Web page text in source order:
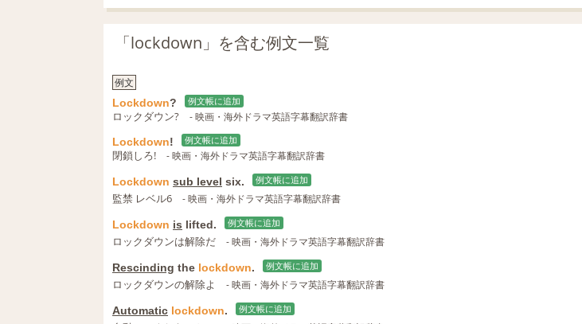
「lockdown」を含む例文一覧
例文
Lockdown? 例文帳に追加
ロックダウン? - 映画・海外ドラマ英語字幕翻訳辞書
Lockdown! 例文帳に追加
閉鎖しろ! - 映画・海外ドラマ英語字幕翻訳辞書
Lockdown sub level six. 例文帳に追加
監禁 レベル6 - 映画・海外ドラマ英語字幕翻訳辞書
Lockdown is lifted. 例文帳に追加
ロックダウンは解除だ - 映画・海外ドラマ英語字幕翻訳辞書
Rescinding the lockdown. 例文帳に追加
ロックダウンの解除よ - 映画・海外ドラマ英語字幕翻訳辞書
Automatic lockdown. 例文帳に追加